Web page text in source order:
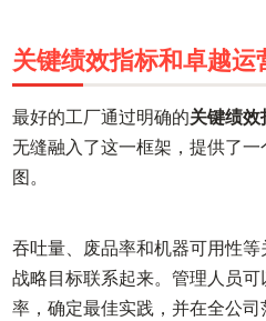
关键绩效指标和卓越运
最好的工厂通过明确的关键绩效
无缝融入了这一框架，提供了
图。
吞吐量、废品率和机器可用性
战略目标联系起来。管理人员
率，确定最佳实践，并在全公司